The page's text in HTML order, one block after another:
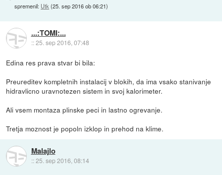
spremenil: Utk (25. sep 2016 ob 06:21)
...:TOMI:...
::25. sep 2016, 07:48
Edina res prava stvar bi bila:
Preureditev kompletnih instalacij v blokih, da ima vsako stanivanje
hidravlicno uravnotezen sistem in svoj kalorimeter.
Ali vsem montaza plinske peci in lastno ogrevanje.
Tretja moznost je popoln izklop in prehod na klime.
Malajlo
::25. sep 2016, 08:14